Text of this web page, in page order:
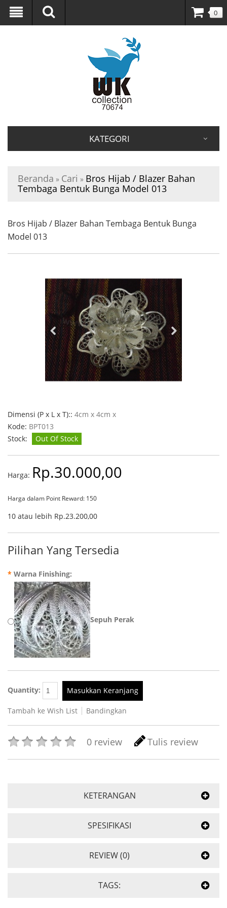
0
KATEGORI
Beranda » Cari » Bros Hijab / Blazer Bahan
Tembaga Bentuk Bunga Model 013
Bros Hijab / Blazer Bahan Tembaga Bentuk Bunga
Model 013
Dimensi (P x L x T):: 4cm x 4cm x
Kode: BPT013
Stock:
Out Of Stock
Harga: Rp.30.000,00
Harga dalam Point Reward: 150
10 atau lebih Rp.23.200,00
Pilihan Yang Tersedia
* Warna Finishing:
Sepuh Perak
Quantity: Masukkan Keranjang
Tambah ke Wish List Bandingkan
0 review Tulis review
KETERANGAN
SPESIFIKASI
REVIEW (0)
TAGS: